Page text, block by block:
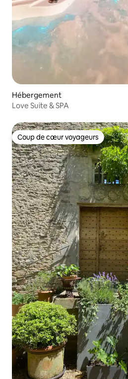
Hébergement
Love Suite & SPA
Coup de cœur voyageurs
Coup de cœur voyageurs